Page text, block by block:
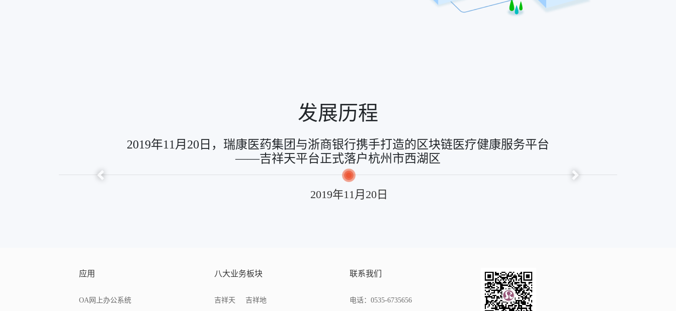
发展历程
2019年11月20日，瑞康医药集团与浙商银行携手打造的 区块链医疗健康服务平台
——吉祥天平台正式落户杭州市西湖区
2019年11月20日
Previous Next
应用
OA网上办公系统
八大业务板块
吉祥天 吉祥地
联系我们
电话：0535-6735656